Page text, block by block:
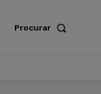
Procurar